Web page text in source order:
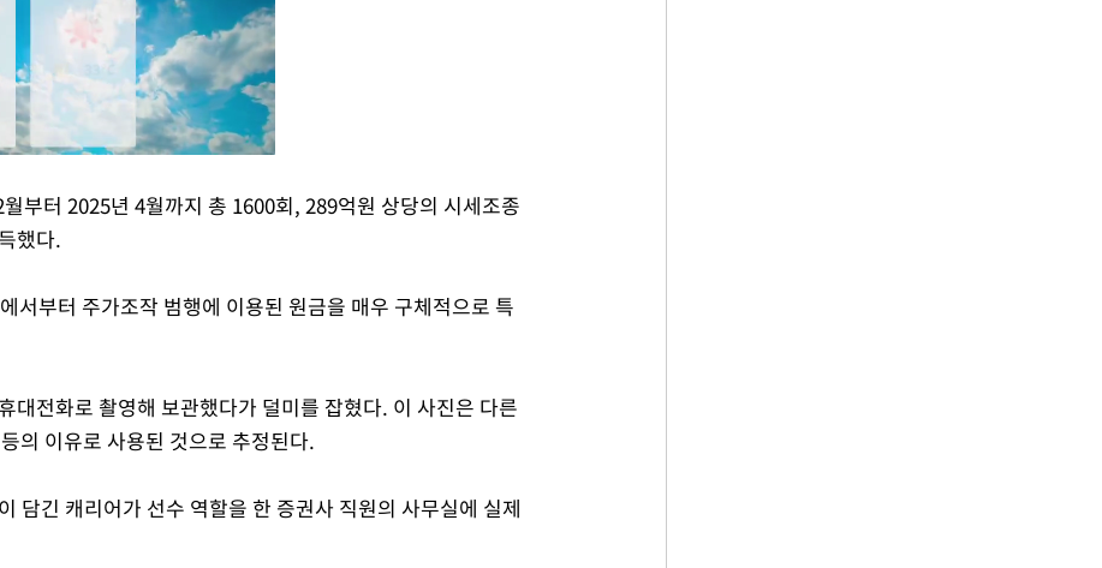
부터 2025년 4월까지 총 1600회, 289억원 상당의 시세조종
했다.
서부터 주가조작 범행에 이용된 원금을 매우 구체적으로 특
대전화로 촬영해 보관했다가 덜미를 잡혔다. 이 사진은 다른
의 이유로 사용된 것으로 추정된다.
담긴 캐리어가 선수 역할을 한 증권사 직원의 사무실에 실제